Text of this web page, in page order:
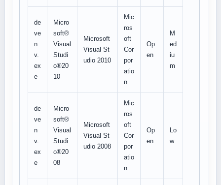
de
ve
n
v.
ex
e
Micro
soft®
Visual
Studi
o®20
10
Microsoft
Visual St
udio 2010
Mic
ros
oft
Cor
por
atio
n
Op
en
M
ed
iu
m
de
ve
n
v.
ex
e
Micro
soft®
Visual
Studi
o®20
08
Microsoft
Visual St
udio 2008
Mic
ros
oft
Cor
por
atio
n
Op
en
Lo
w